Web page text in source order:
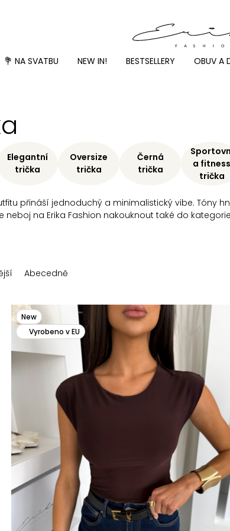
💐 NA SVATBU NEW IN! BESTSELLERY OBUV A
přináší jednoduchý a minimalistický vibe. Tóny
neboj na Erika Fashion nakouknout také do kategorie
Elegantní
trička
Oversize
trička
Černá
trička
a fitness
trička
Abecedně
New
Vyrobeno v EU